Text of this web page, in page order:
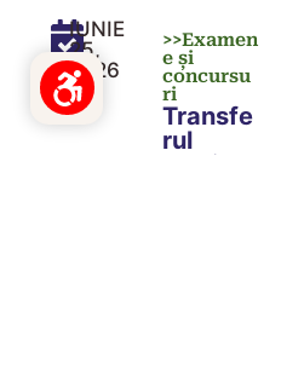
IUNIE
25,
2026
>>Examen
e și
concursu
ri
Transfe
rul
elevilor